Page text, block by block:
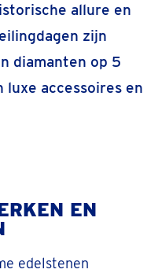
allure en
zijn
diamanten op 5
accessoires en
EN
edelstenen